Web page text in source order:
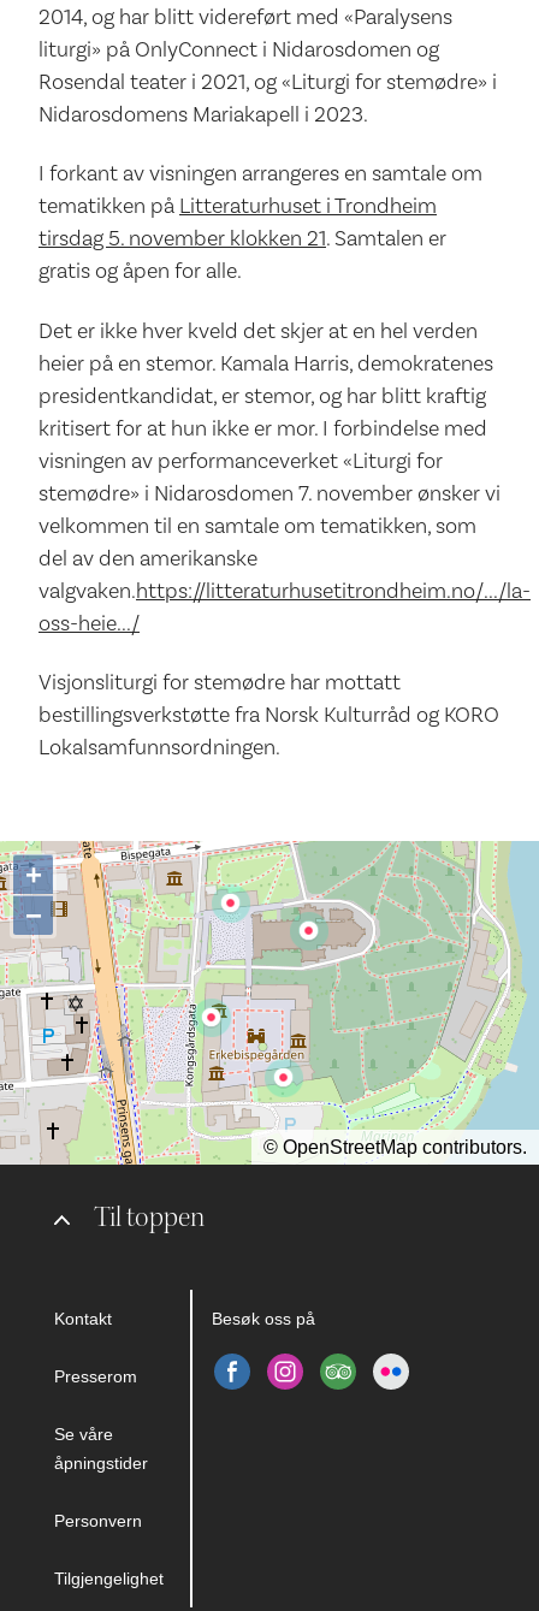
2014, og har blitt videreført med «Paralysens
liturgi» på OnlyConnect i Nidarosdomen og
Rosendal teater i 2021, og «Liturgi for stemødre» i
Nidarosdomens Mariakapell i 2023.
I forkant av visningen arrangeres en samtale om
tematikken på Litteraturhuset i Trondheim
tirsdag 5. november klokken 21. Samtalen er
gratis og åpen for alle.
Det er ikke hver kveld det skjer at en hel verden
heier på en stemor. Kamala Harris, demokratenes
presidentkandidat, er stemor, og har blitt kraftig
kritisert for at hun ikke er mor. I forbindelse med
visningen av performanceverket «Liturgi for
stemødre» i Nidarosdomen 7. november ønsker vi
velkommen til en samtale om tematikken, som
del av den amerikanske
valgvaken.https://litteraturhusetitrondheim.no/.../la-
oss-heie.../
Visjonsliturgi for stemødre har mottatt
bestillingsverkstøtte fra Norsk Kulturråd og KORO
Lokalsamfunnsordningen.
Til toppen
Kontakt
Presserom
Se våre
åpningstider
Personvern
Tilgjengelighet
Besøk oss på
+
−
© OpenStreetMap contributors.